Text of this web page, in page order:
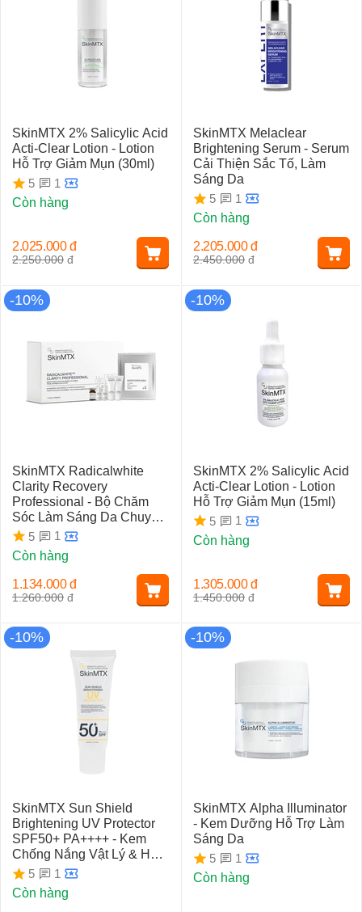
SkinMTX 2% Salicylic Acid
Acti-Clear Lotion - Lotion
Hỗ Trợ Giảm Mụn (30ml)
5
1
Còn hàng
2.250.000 đ
2.025.000 đ
SkinMTX Melaclear
Brightening Serum - Serum
Cải Thiện Sắc Tố, Làm
Sáng Da
5
1
Còn hàng
2.450.000 đ
2.205.000 đ
-10%
SkinMTX Radicalwhite
Clarity Recovery
Professional - Bộ Chăm
Sóc Làm Sáng Da Chuyên
Nghiệp (1 Session)
5
1
Còn hàng
1.260.000 đ
1.134.000 đ
-10%
SkinMTX 2% Salicylic Acid
Acti-Clear Lotion - Lotion
Hỗ Trợ Giảm Mụn (15ml)
5
1
Còn hàng
1.450.000 đ
1.305.000 đ
-10%
SkinMTX Sun Shield
Brightening UV Protector
SPF50+ PA++++ - Kem
Chống Nắng Vật Lý & Hóa
Học, Không Nâng Tone
5
1
Còn hàng
-10%
SkinMTX Alpha Illuminator
- Kem Dưỡng Hỗ Trợ Làm
Sáng Da
5
1
Còn hàng